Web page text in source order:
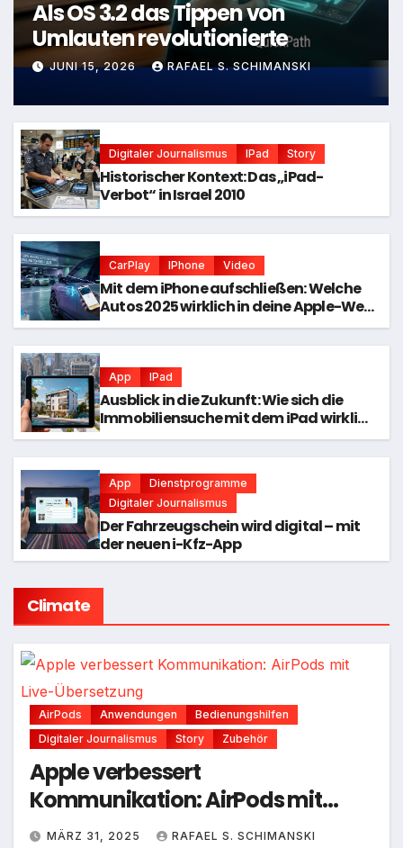
Als OS 3.2 das Tippen von
Umlauten revolutionierte
JUNI 15, 2026 RAFAEL S. SCHIMANSKI
Digitaler Journalismus IPad Story
Historischer Kontext: Das „iPad-
Verbot“ in Israel 2010
CarPlay IPhone Video
Mit dem iPhone aufschließen: Welche
Autos 2025 wirklich in deine Apple-Welt
passen
App IPad
Ausblick in die Zukunft: Wie sich die
Immobiliensuche mit dem iPad wirklich
entwickelt hat
App
Dienstprogramme
Digitaler Journalismus
Der Fahrzeugschein wird digital – mit
der neuen i-Kfz-App
Climate
AirPods Anwendungen
Bedienungshilfen
Digitaler Journalismus
Story Zubehör
Apple verbessert
Kommunikation: AirPods mit
Live-Übersetzung
MÄRZ 31, 2025 RAFAEL S. SCHIMANSKI